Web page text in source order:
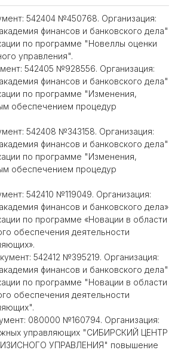
542404 №450768. Организация:
финансов и банковского дела"
по программе "Новеллы оценки
управления".
542405 №928556. Организация:
финансов и банковского дела"
по программе "Изменения,
обеспечением процедур
542408 №343158. Организация:
финансов и банковского дела"
по программе "Изменения,
обеспечением процедур
542410 №119049. Организация:
финансов и банковского дела»
по программе «Новации в области
обеспечения деятельности
542412 №395219. Организация:
финансов и банковского дела"
по программе "Новации в области
обеспечения деятельности
080000 №160794. Организация:
управляющих "СИБИРСКИЙ ЦЕНТР
УПРАВЛЕНИЯ" повышение